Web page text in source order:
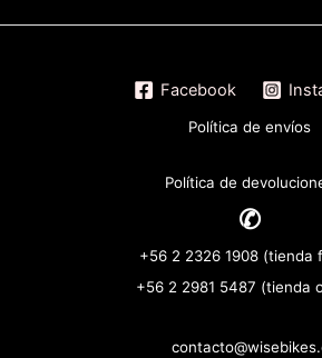
Facebook
Política de envíos
Política de
✆
+56 2 2326 1908 (tienda
+56 2 2981 5487 (tienda